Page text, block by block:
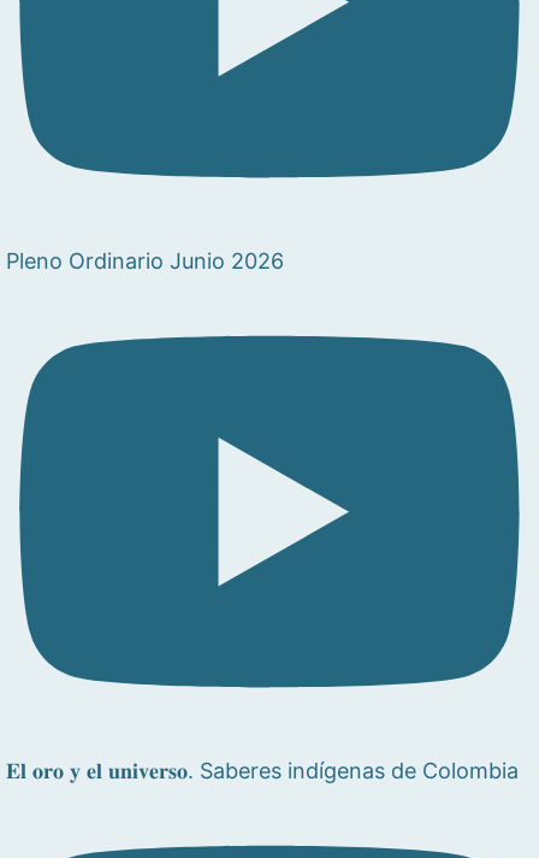
Pleno Ordinario Junio 2026
𝐄𝐥 𝐨𝐫𝐨 𝐲 𝐞𝐥 𝐮𝐧𝐢𝐯𝐞𝐫𝐬𝐨. Saberes indígenas de Colombia